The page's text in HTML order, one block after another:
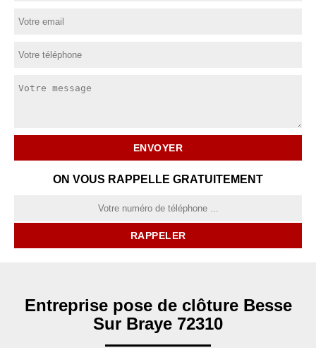
ON VOUS RAPPELLE GRATUITEMENT
Entreprise pose de clôture Besse
Sur Braye 72310